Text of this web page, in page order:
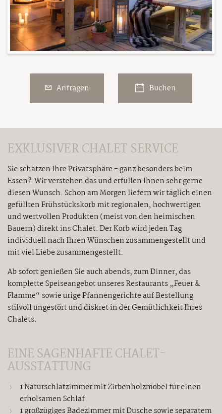
Anfragen Buchen
EXKLUSIVER CHALET SERVICE
Sie schätzen Ihre Privatsphäre - ganz besonders beim
Essen? Wir verstehen das und erfüllen Ihnen sehr gerne
diesen Wunsch. Schon am Morgen liefern wir täglich einen
gefüllten Frühstückskorb mit regionalen, hochwertigen
und wertvollen Produkten (meist von den heimischen
Bauern) direkt ins Chalet. Der Korb wird jeden Tag
individuell nach Ihren Wünschen zusammengestellt und
mit viel Liebe zusammengestellt.
Ab sofort genießen Sie auch abends, zum Dinner, das
komplette Speiseangebot unseres Restaurants „Feuer &
Flamme“ sowie urige Pfannengerichte auf Bestellung
stilvoll ungestört und diskret in der Gemütlichkeit Ihres
Chalets.
EINE SAGENHAFTE CHALET-
AUSSTATTUNG
1 Naturschlafzimmer mit Zirbenholzmöbel für einen
erholsamen Schlaf
1 großzügiges Badezimmer mit Dusche sowie separatem